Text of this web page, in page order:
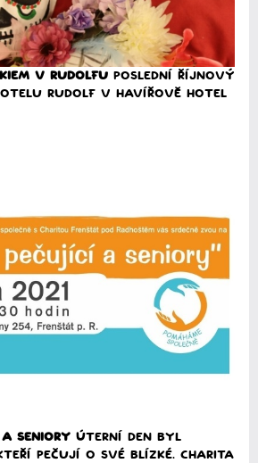
v Rudolfu Poslední říjnový
Rudolf v Havířově Hotel
SENIORY Úterní den byl
pečují o své blízké. Charita